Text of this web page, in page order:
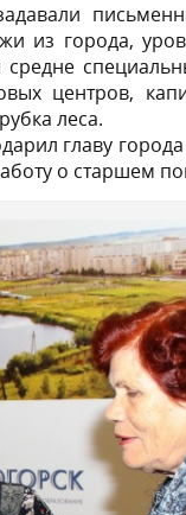
из города,
центров,
леса.
главу
о старшем